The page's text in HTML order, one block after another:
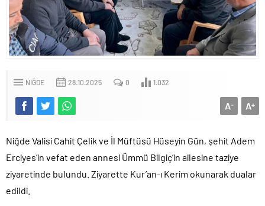
NIĞDE 28.10.2025 0 1.032
A+
A-
Niğde Valisi Cahit Çelik ve İl Müftüsü Hüseyin Gün, şehit Adem
Erciyes’in vefat eden annesi Ümmü Bilgiç’in ailesine taziye
ziyaretinde bulundu. Ziyarette Kur’an-ı Kerim okunarak dualar
edildi.